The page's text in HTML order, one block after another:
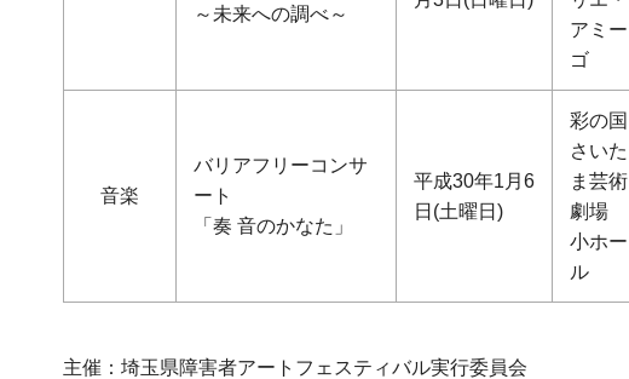
～未来への調べ～
アミー
ゴ
音楽
バリアフリーコンサ
ート
「奏 音のかなた」
平成30年1月6
日(土曜日)
彩の国
さいた
ま芸術
劇場
小ホー
ル
主催：埼玉県障害者アートフェスティバル実行委員会